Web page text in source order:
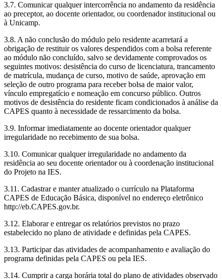
3.7. Comunicar qualquer intercorrência no andamento da residência
ao preceptor, ao docente orientador, ou coordenador institucional ou
à Unicamp.
3.8. A não conclusão do módulo pelo residente acarretará a
obrigação de restituir os valores despendidos com a bolsa referente
ao módulo não concluído, salvo se devidamente comprovados os
seguintes motivos: desistência do curso de licenciatura, trancamento
de matrícula, mudança de curso, motivo de saúde, aprovação em
seleção de outro programa para receber bolsa de maior valor,
vínculo empregatício e nomeação em concurso público. Outros
motivos de desistência do residente ficam condicionados à análise da
CAPES quanto à necessidade de ressarcimento da bolsa.
3.9. Informar imediatamente ao docente orientador qualquer
irregularidade no recebimento de sua bolsa.
3.10. Comunicar qualquer irregularidade no andamento da
residência ao seu docente orientador ou à coordenação institucional
do Projeto na IES.
3.11. Cadastrar e manter atualizado o currículo na Plataforma
CAPES de Educação Básica, disponível no endereço eletrônico
http://eb.CAPES.gov.br.
3.12. Elaborar e entregar os relatórios previstos no prazo
estabelecido no plano de atividade e definidas pela CAPES.
3.13. Participar das atividades de acompanhamento e avaliação do
programa definidas pela CAPES ou pela IES.
3.14. Cumprir a carga horária total do plano de atividades observado